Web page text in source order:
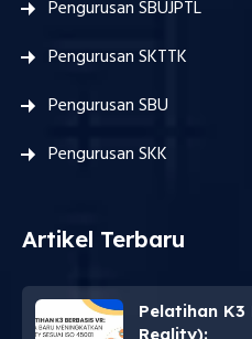
Pengurusan SBUJPTL
Pengurusan SKTTK
Pengurusan SBU
Pengurusan SKK
Artikel Terbaru
Pelatihan
Reality):